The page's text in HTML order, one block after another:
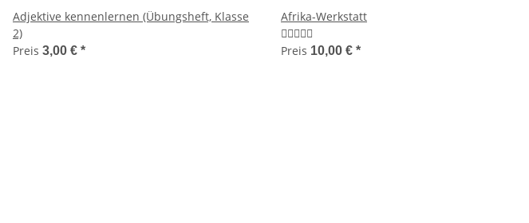
Adjektive kennenlernen (Übungsheft, Klasse
2)
Preis 3,00 € *
Afrika-Werkstatt
Preis 10,00 € *